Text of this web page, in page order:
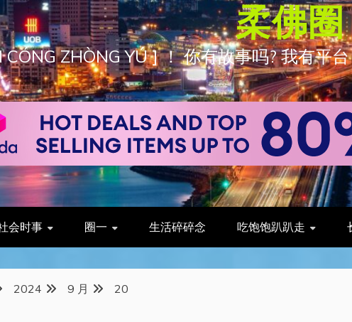
柔佛圈
ZHÒNG YÚ ] ！ 你有故事吗? 我有平
会时事 圈一 生活碎碎念 吃饱饱趴趴走
2024 9 月 20